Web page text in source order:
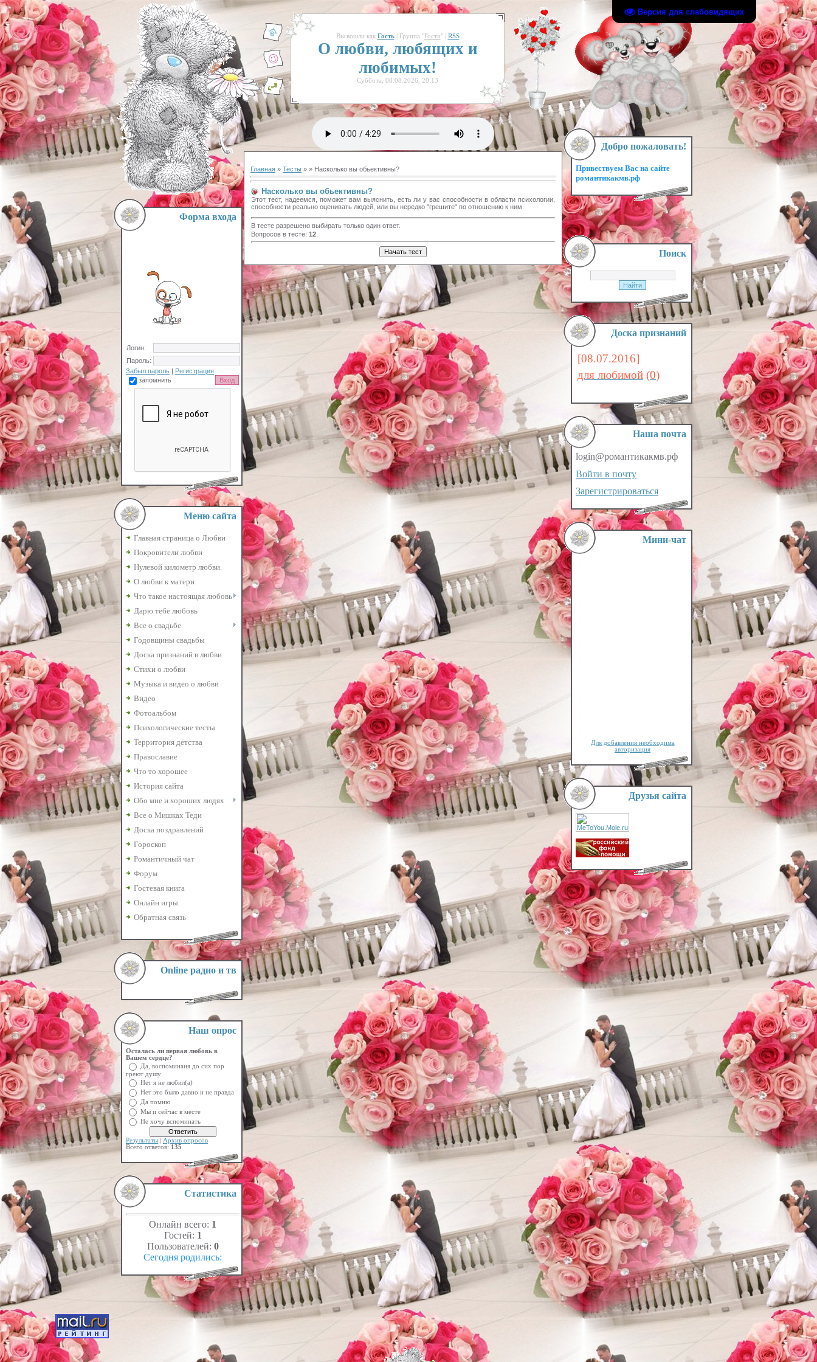
Версия для слабовидящих
Форма входа
Логин:
Пароль:
Забыл пароль | Регистрация
запомнить
Меню сайта
Главная страница о Любви
Покровители любви
Нулевой километр любви.
О любви к матери
Что такое настоящая любовь
Дарю тебе любовь
Все о свадьбе
Годовщины свадьбы
Доска признаний в любви
Стихи о любви
Музыка и видео о любви
Видео
Фотоальбом
Психологические тесты
Территория детства
Православие
Что то хорошее
История сайта
Обо мне и хороших людях
Все о Мишках Теди
Доска поздравлений
Гороскоп
Романтичный чат
Форум
Гостевая книга
Онлайн игры
Обратная связь
Online радио и тв
Наш опрос
Осталась ли первая любовь в
Вашем сердце?
Да, воспоминаня до сих пор
греют душу
Нет я не любил(а)
Нет это было давно и не правда
Да помню
Мы и сейчас в месте
Не хочу вспоминать
Результаты
Архив опросов
Всего ответов: 135
Статистика
Онлайн всего: 1
Гостей: 1
Пользователей: 0
Сегодня родились:
Вы вошли как Гость| Группа "Гости" | RSS
О любви, любящих и
любимых!
Суббота, 08.08.2026, 20:13
Главная » Тесты » » Насколько вы обьективны?
Насколько вы обьективны?
Этот тест, надеемся, поможет вам выяснить, есть ли у вас способности в области психологии,
способности реально оценивать людей, или вы нередко "грешите" по отношению к ним.
В тесте разрешено выбирать только один ответ.
Вопросов в тесте: 12
Добро пожаловать!
Привествуем Вас на сайте
романтикакмв.рф
Поиск
Доска признаний
[08.07.2016]
для любимой (0)
Наша почта
login@романтикакмв.рф
Войти в почту
Зарегистрироваться
Мини-чат
Для добавления необходима
авторизация
Друзья сайта